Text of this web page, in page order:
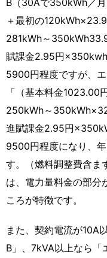
＋最初の
281kWh～
賦課金2.95円
5900円程度ですが、
「（基本料金1023.00
250kWh～
進賦課金2.95円
9500円程度になり、
す。（燃料調整費含ま
は、電力量料金の部分
ころが特徴です。
また、契約電流が10A
B」、7kVA以上なら「